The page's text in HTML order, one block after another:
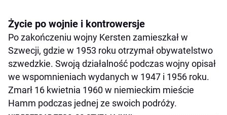
Życie po wojnie i kontrowersje
Po zakończeniu wojny Kersten zamieszkał w
Szwecji, gdzie w 1953 roku otrzymał obywatelstwo
szwedzkie. Swoją działalność podczas wojny opisał
we wspomnieniach wydanych w 1947 i 1956 roku.
Zmarł 16 kwietnia 1960 w niemieckim mieście
Hamm podczas jednej ze swoich podróży.